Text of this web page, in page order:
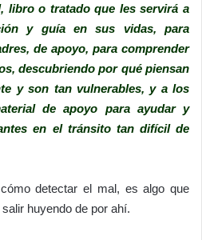
libro o tratado que les servirá a
y guía en sus vidas, para
de apoyo, para comprender
descubriendo por qué piensan
y son tan vulnerables, y a los
de apoyo para ayudar y
en el tránsito tan difícil de
detectar el mal, es algo que
huyendo de por ahí.